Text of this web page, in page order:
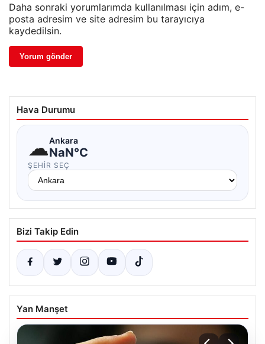
Daha sonraki yorumlarımda kullanılması için adım, e-
posta adresim ve site adresim bu tarayıcıya
kaydedilsin.
Hava Durumu
☁Ankara
NaN°C
ŞEHIR SEÇ
Bizi Takip Edin
Yan Manşet